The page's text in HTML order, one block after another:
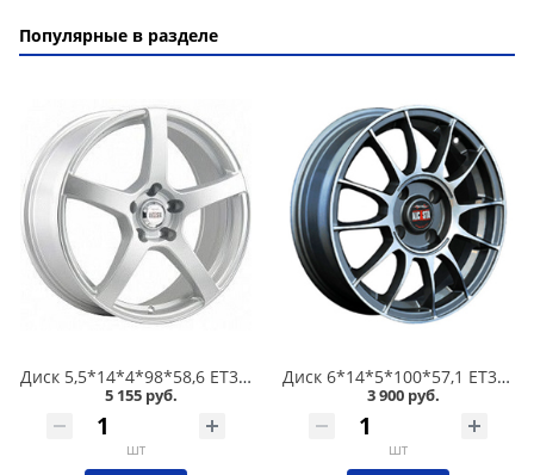
Популярные в разделе
Диск 5,5*14*4*98*58,6 ET35 Alcasta M32 S /серебристый/ в Кургане
5 155 руб.
шт
Диск 6*14*5*100*57,1 ET38 Alcasta M01 GMF в Кургане
3 900 руб.
шт